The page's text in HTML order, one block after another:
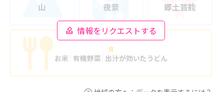
情報をリクエストする
山 夜景 郷土芸能
食
お米 有機野菜 出汁が効いたうどん